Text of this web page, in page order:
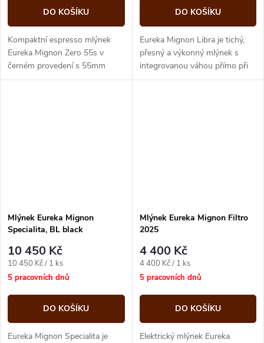
DO KOŠÍKU
Kompaktní espresso mlýnek
Eureka Mignon Zero 55s v
černém provedení s 55mm
plochými noži a konstrukcí bez
DO KOŠÍKU
Eureka Mignon Libra je tichý,
přesný a výkonný mlýnek s
integrovanou váhou přímo při
mletí
Mlýnek Eureka Mignon
Specialita, BL black
10 450 Kč
Měrná
cena:
10 450 Kč / 1 ks
5 pracovních dnů
DO KOŠÍKU
Eureka Mignon Specialita je
Mlýnek Eureka Mignon Filtro
2025
4 400 Kč
Měrná
cena:
4 400 Kč / 1 ks
5 pracovních dnů
DO KOŠÍKU
Elektrický mlýnek Eureka